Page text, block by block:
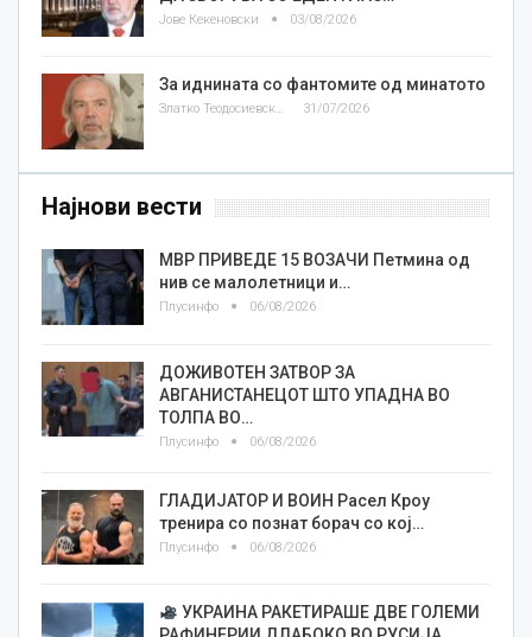
Јове Кекеновски 03/08/2026
За иднината со фантомите од минатото
Златко Теодосиевски 31/07/2026
Најнови вести
МВР ПРИВЕДЕ 15 ВОЗАЧИ Петмина од
нив се малолетници и…
Плусинфо 06/08/2026
ДОЖИВОТЕН ЗАТВОР ЗА
АВГАНИСТАНЕЦОТ ШТО УПАДНА ВО
ТОЛПА ВО…
Плусинфо 06/08/2026
ГЛАДИЈАТОР И ВОИН Расел Кроу
тренира со познат борач со кој…
Плусинфо 06/08/2026
УКРАИНА РАКЕТИРАШЕ ДВЕ ГОЛЕМИ